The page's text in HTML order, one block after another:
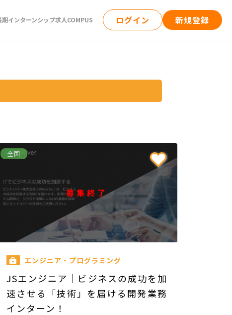
インターンシップ求人COMPUS ログイン 新規登録
全国
募集終了
エンジニア・プログラミング
JSエンジニア｜ビジネスの成功を加
速させる「技術」を届ける開発業務
インターン！